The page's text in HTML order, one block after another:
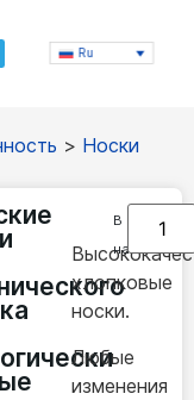
Ru
> Носки
хлопковые
носки.
Любые
изменения
В
наличии